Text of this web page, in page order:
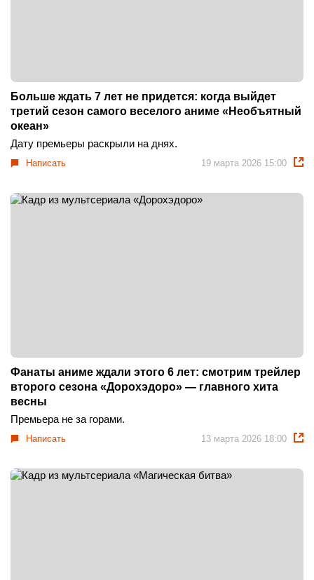
Больше ждать 7 лет не придется: когда выйдет
третий сезон самого веселого аниме «Необъятный
океан»
Дату премьеры раскрыли на днях.
Написать 19 марта 2026 15:00
Фанаты аниме ждали этого 6 лет: смотрим трейлер
второго сезона «Дорохэдоро» — главного хита
весны
Премьера не за горами.
Написать 13 марта 2026 18:00